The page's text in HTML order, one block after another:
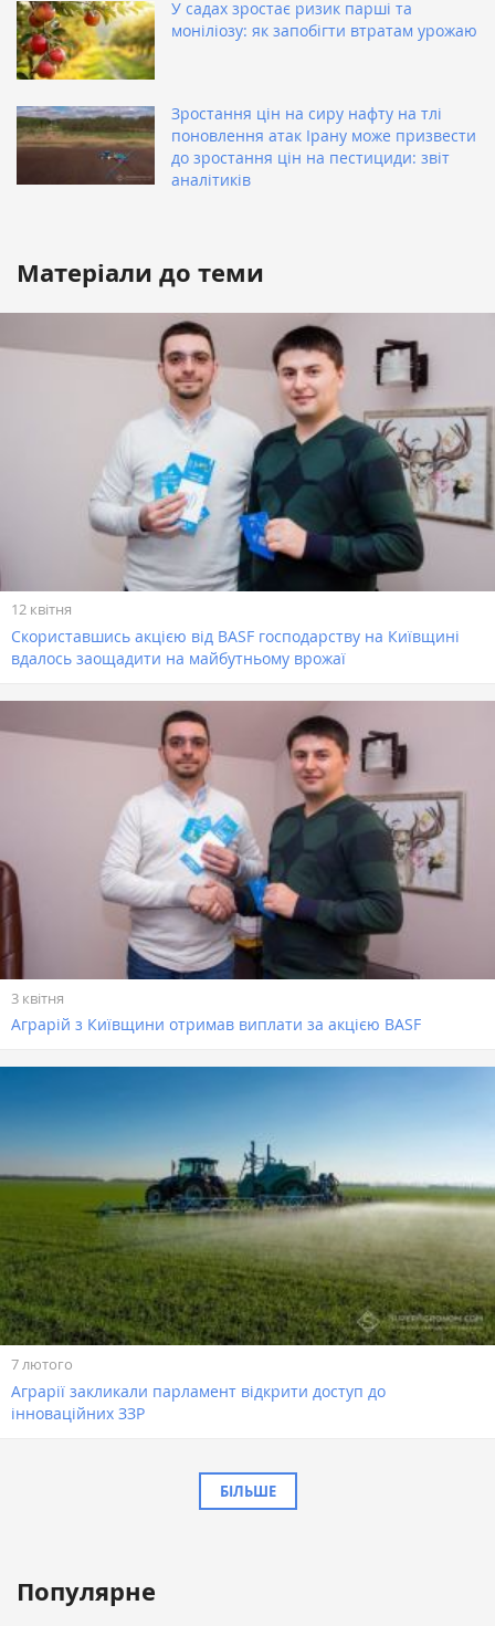
У садах зростає ризик парші та
моніліозу: як запобігти втратам урожаю
Зростання цін на сиру нафту на тлі
поновлення атак Ірану може призвести
до зростання цін на пестициди: звіт
аналітиків
Матеріали до теми
12 квітня
Скориставшись акцією від BASF господарству на Київщині
вдалось заощадити на майбутньому врожаї
3 квітня
Аграрій з Київщини отримав виплати за акцією BASF
7 лютого
Аграрії закликали парламент відкрити доступ до
інноваційних ЗЗР
БІЛЬШЕ
Популярне